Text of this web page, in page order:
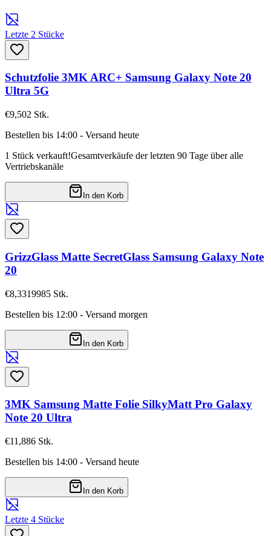
Letzte 2 Stücke
Schutzfolie 3MK ARC+ Samsung Galaxy Note 20
Ultra 5G
€9,502 Stk.
Bestellen bis 14:00 - Versand heute
1 Stück verkauft!Gesamtverkäufe der letzten 90 Tage über alle
Vertriebskanäle
In den Korb
GrizzGlass Matte SecretGlass Samsung Galaxy Note
20
€8,3319985 Stk.
Bestellen bis 12:00 - Versand morgen
In den Korb
3MK Samsung Matte Folie SilkyMatt Pro Galaxy
Note 20 Ultra
€11,886 Stk.
Bestellen bis 14:00 - Versand heute
In den Korb
Letzte 4 Stücke